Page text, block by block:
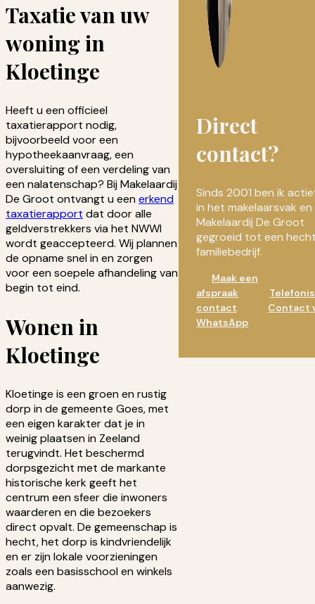
Taxatie van uw
woning in
Kloetinge
Heeft u een officieel
taxatierapport nodig,
bijvoorbeeld voor een
hypotheekaanvraag, een
oversluiting of een verdeling van
een nalatenschap? Bij Makelaardij
De Groot ontvangt u eenerkend
taxatierapport dat door alle
geldverstrekkers via het NWWI
wordt geaccepteerd. Wij plannen
de opname snel in en zorgen
voor een soepele afhandeling van
begin tot eind.
Wonen in
Kloetinge
Kloetinge is een groen en rustig
dorp in de gemeente Goes, met
een eigen karakter dat je in
weinig plaatsen in Zeeland
terugvindt. Het beschermd
dorpsgezicht met de markante
historische kerk geeft het
centrum een sfeer die inwoners
waarderen en die bezoekers
direct opvalt. De gemeenschap is
hecht, het dorp is kindvriendelijk
en er zijn lokale voorzieningen
zoals een basisschool en winkels
aanwezig.
Direct
contact?
Sinds 2001 ben ik
in het makelaarsvak en
Makelaardij De Groot
gegroeid tot een
familiebedrijf.
Maak een
afspraak
contact
Contact
WhatsApp